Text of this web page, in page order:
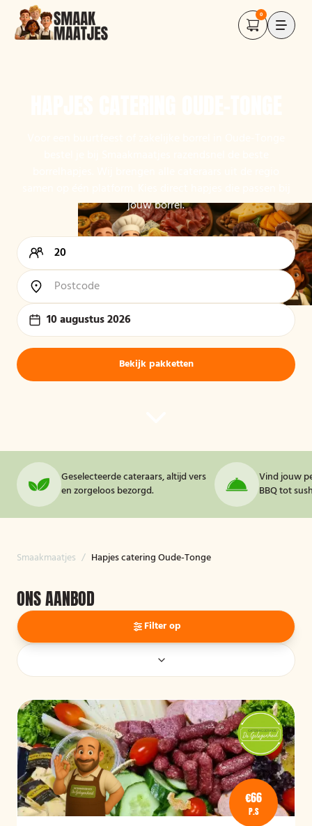
0
jouw borrel.
10 augustus 2026
Bekijk pakketten
Geselecteerde cateraars, altijd vers
en zorgeloos bezorgd.
Vind jouw
BBQ tot
Smaakmaatjes / Hapjes catering Oude-Tonge
ONS AANBOD
Filter op
€66
P.S